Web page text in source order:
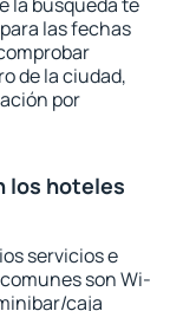
las fechas
de la ciudad,
por
los hoteles
servicios e
son Wi-
caja